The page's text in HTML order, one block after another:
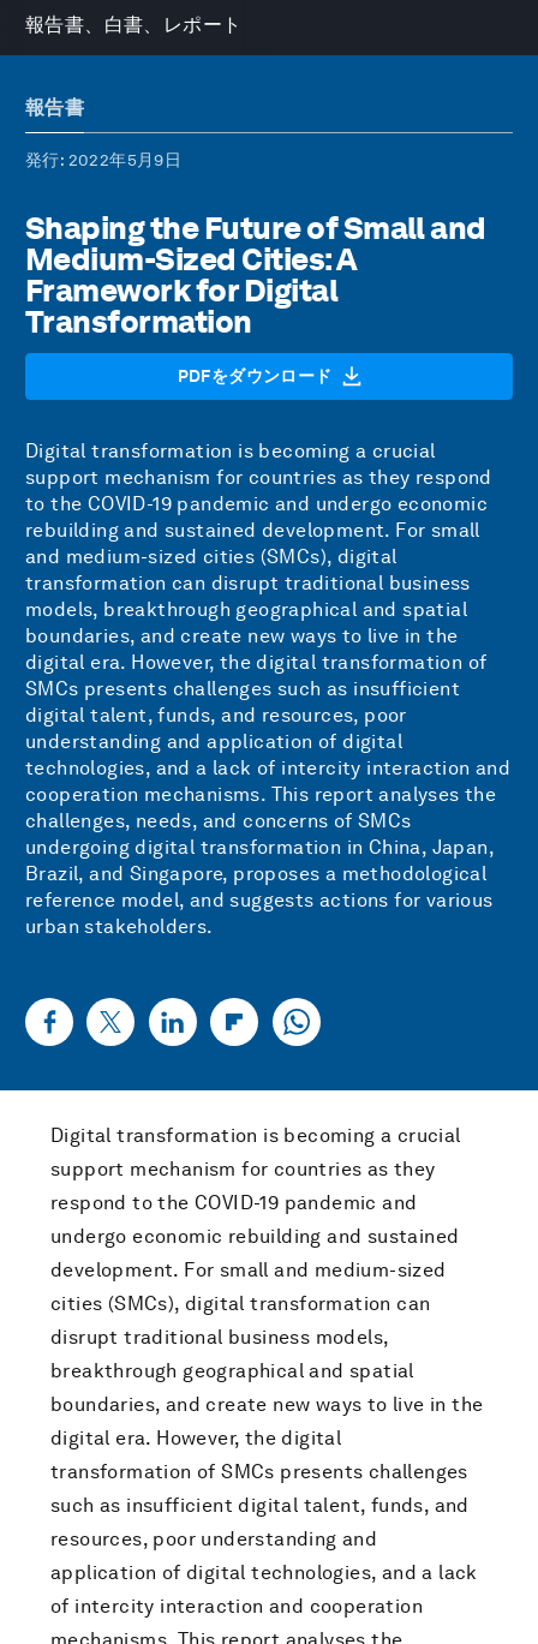
報告書、白書、レポート
報告書
発行: 2022年5月9日
Shaping the Future of Small and
Medium-Sized Cities: A
Framework for Digital
Transformation
PDFをダウンロード
Digital transformation is becoming a crucial
support mechanism for countries as they respond
to the COVID-19 pandemic and undergo economic
rebuilding and sustained development. For small
and medium-sized cities (SMCs), digital
transformation can disrupt traditional business
models, breakthrough geographical and spatial
boundaries, and create new ways to live in the
digital era. However, the digital transformation of
SMCs presents challenges such as insufficient
digital talent, funds, and resources, poor
understanding and application of digital
technologies, and a lack of intercity interaction and
cooperation mechanisms. This report analyses the
challenges, needs, and concerns of SMCs
undergoing digital transformation in China, Japan,
Brazil, and Singapore, proposes a methodological
reference model, and suggests actions for various
urban stakeholders.
Digital transformation is becoming a crucial
support mechanism for countries as they
respond to the COVID-19 pandemic and
undergo economic rebuilding and sustained
development. For small and medium-sized
cities (SMCs), digital transformation can
disrupt traditional business models,
breakthrough geographical and spatial
boundaries, and create new ways to live in the
digital era. However, the digital
transformation of SMCs presents challenges
such as insufficient digital talent, funds, and
resources, poor understanding and
application of digital technologies, and a lack
of intercity interaction and cooperation